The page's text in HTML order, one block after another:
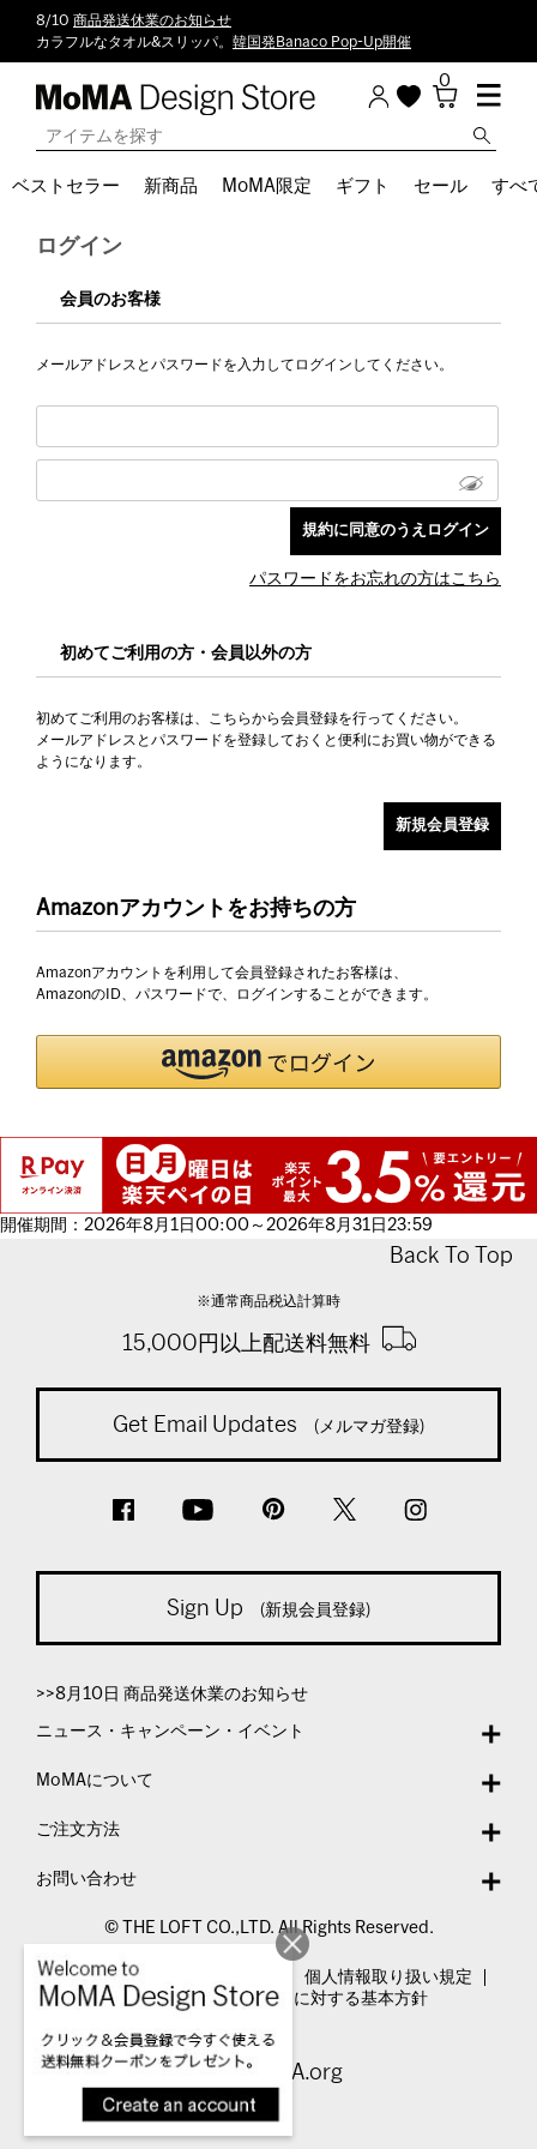
8/10 商品発送休業のお知らせ
カラフルなタオル&スリッパ。 韓国発Banaco Pop-Up開催
0
ベストセラー 新商品 MoMA限定 ギフト セール すべ
ログイン
会員のお客様
メールアドレスとパスワードを入力してログインしてください。
パスワードをお忘れの方はこちら
初めてご利用の方・会員以外の方
初めてご利用のお客様は、こちらから会員登録を行ってください。
メールアドレスとパスワードを登録しておくと便利にお買い物ができる
ようになります。
Amazonアカウントをお持ちの方
Amazonアカウントを利用して会員登録されたお客様は、
AmazonのID、パスワードで、ログインすることができます。
開催期間：2026年8月1日00:00～2026年8月31日23:59
Back To Top
※通常商品税込計算時
15,000円以上配送料無料
Get Email Updates (メルマガ登録)
Sign Up (新規会員登録)
>>8月10日 商品発送休業のお知らせ
ニュース・キャンペーン・イベント
MoMAについて
ご注文方法
お問い合わせ
© THE LOFT CO.,LTD. All Rights Reserved.
特定商取引法表示
個人情報取り扱い規定
カスタマーハラスメントに対する基本方針
Visit MoMA.org